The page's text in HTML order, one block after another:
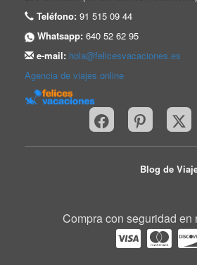
Teléfono: 91 515 09 44
Whatsapp: 640 52 62 95
e-mail: hola@felicesvacaciones.es
Agencia de viajes online
Blog de
Compra con seguridad en